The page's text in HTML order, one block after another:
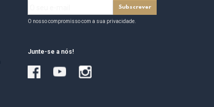
O nosso compromisso com a sua privacidade.
Junte-se a nós!